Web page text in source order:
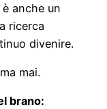
anche un
ricerca
divenire.
mai.
brano: